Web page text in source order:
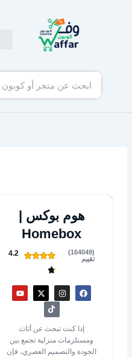
هوم بوكس |
Homebox
(164049)
تقييم
4.2
F
a
o
o
k
I
n
s
a
g
a
m
X
-
t
e
r
Y
o
b
T
k
t
o
k
إذا كنت تبحث عن أثاث
ومستلزمات منزلية تجمع بين
الجودة والتصميم العصري، فإن